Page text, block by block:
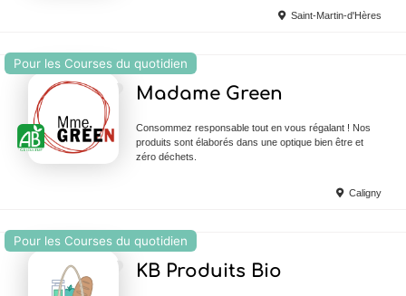
Saint-Martin-d'Hères
Pour les Courses du quotidien
Madame Green
Consommez responsable tout en vous régalant ! Nos
produits sont élaborés dans une optique bien être et
zéro déchets.
Caligny
Pour les Courses du quotidien
KB Produits Bio